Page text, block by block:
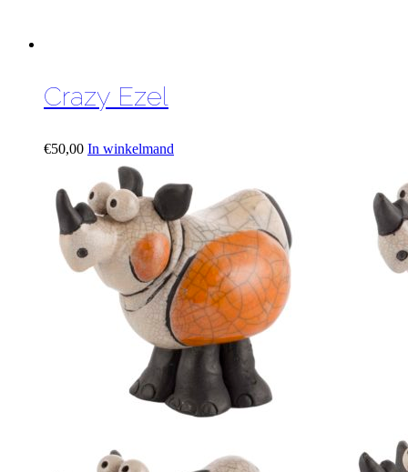
Crazy Ezel
€50,00 In winkelmand